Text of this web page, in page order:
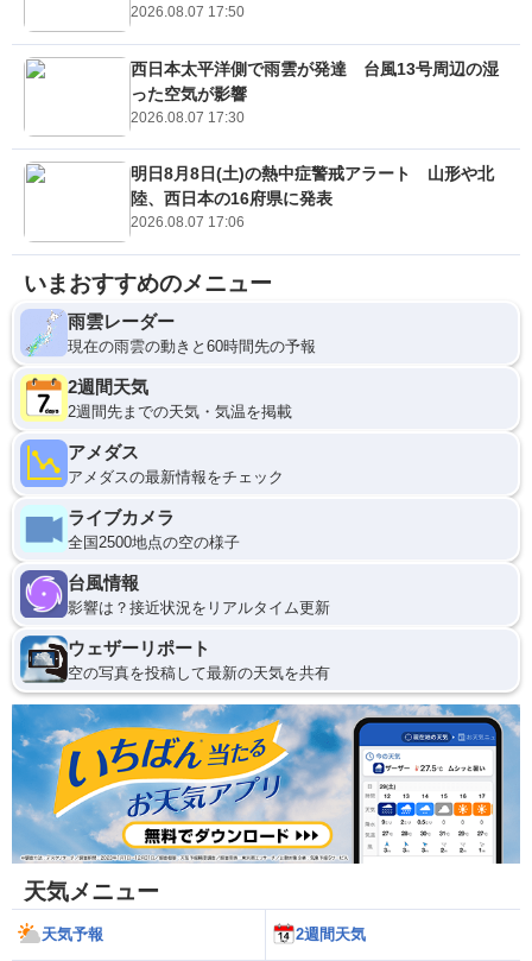
2026.08.07 17:50
西日本太平洋側で雨雲が発達 台風13号周辺の湿
った空気が影響
2026.08.07 17:30
明日8月8日(土)の熱中症警戒アラート 山形や北
陸、西日本の16府県に発表
2026.08.07 17:06
いまおすすめのメニュー
雨雲レーダー
現在の雨雲の動きと60時間先の予報
2週間天気
2週間先までの天気・気温を掲載
アメダス
アメダスの最新情報をチェック
ライブカメラ
全国2500地点の空の様子
台風情報
影響は？接近状況をリアルタイム更新
ウェザーリポート
空の写真を投稿して最新の天気を共有
天気メニュー
天気予報 2週間天気